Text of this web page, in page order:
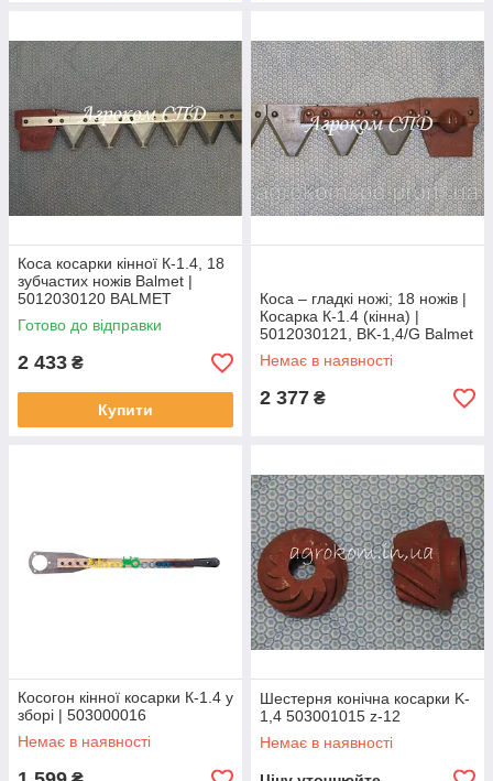
Коса косарки кінної К-1.4, 18
зубчастих ножів Balmet |
5012030120 BALMET
Готово до відправки
2 433 ₴
Купити
Коса – гладкі ножі; 18 ножів |
Косарка К-1.4 (кінна) |
5012030121, BK-1,4/G Balmet
Немає в наявності
2 377 ₴
Косогон кінної косарки К-1.4 у
зборі | 503000016
Немає в наявності
Шестерня конічна косарки K-
1,4 503001015 z-12
Немає в наявності